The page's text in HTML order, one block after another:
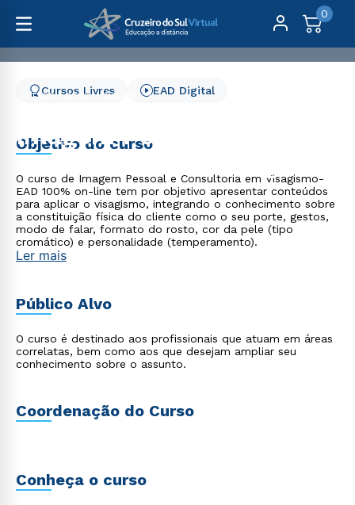
0
Cursos Livres
Saúde
Imagem Pessoal e
Consultoria em Visagismo
Cursos Livres EAD Digital
Objetivo do curso
O curso de Imagem Pessoal e Consultoria em Visagismo-
EAD 100% on-line tem por objetivo apresentar conteúdos
para aplicar o visagismo, integrando o conhecimento sobre
a constituição física do cliente como o seu porte, gestos,
modo de falar, formato do rosto, cor da pele (tipo
cromático) e personalidade (temperamento).
Ler mais
Público Alvo
O curso é destinado aos profissionais que atuam em áreas
correlatas, bem como aos que desejam ampliar seu
conhecimento sobre o assunto.
Coordenação do Curso
Conheça o curso